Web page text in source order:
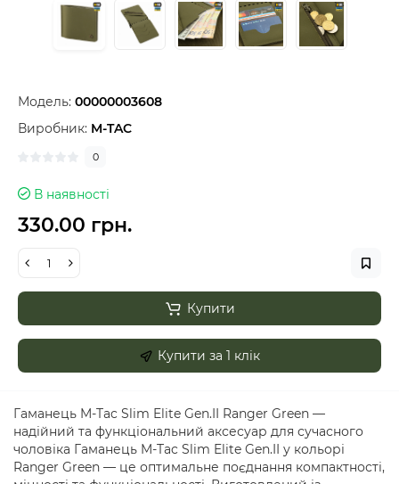
Модель: 00000003608
Виробник: M-TAC
0
В наявності
330.00 грн.
Купити
Купити за 1 клiк
Гаманець M-Tac Slim Elite Gen.II Ranger Green —
надійний та функціональний аксесуар для сучасного
чоловіка Гаманець M-Tac Slim Elite Gen.II у кольорі
Ranger Green — це оптимальне поєднання компактності,